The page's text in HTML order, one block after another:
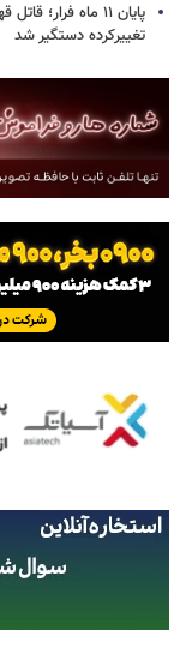
پایان ۱۱ ماه
تغییرکرده دستگیر شد